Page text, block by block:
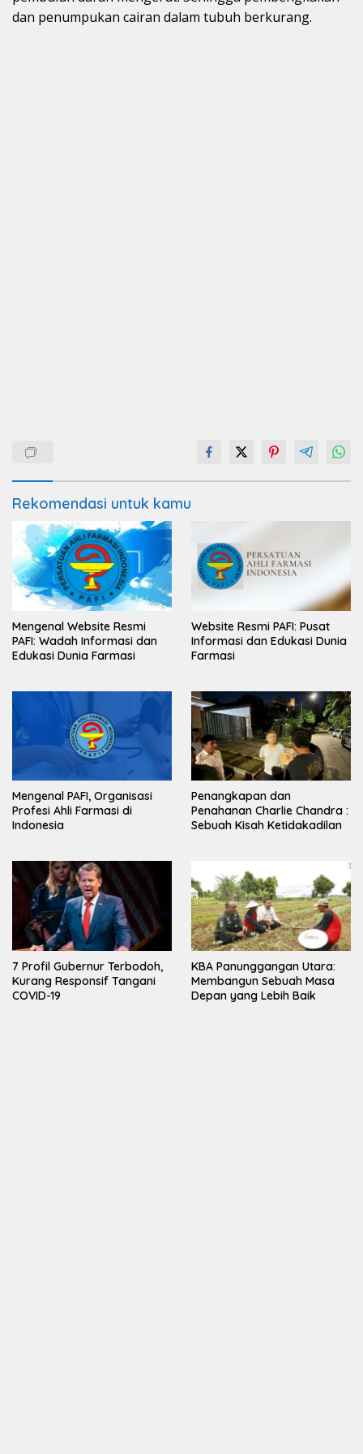
dan penumpukan cairan dalam tubuh berkurang.
Rekomendasi untuk kamu
Mengenal Website Resmi
PAFI: Wadah Informasi dan
Edukasi Dunia Farmasi
Website Resmi PAFI: Pusat
Informasi dan Edukasi Dunia
Farmasi
Mengenal PAFI, Organisasi
Profesi Ahli Farmasi di
Indonesia
Penangkapan dan
Penahanan Charlie Chandra :
Sebuah Kisah Ketidakadilan
7 Profil Gubernur Terbodoh,
Kurang Responsif Tangani
COVID-19
KBA Panunggangan Utara:
Membangun Sebuah Masa
Depan yang Lebih Baik